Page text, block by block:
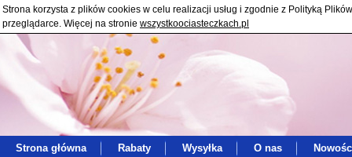
Strona korzysta z plików cookies w celu realizacji usług i zgodnie z Polityką
przeglądarce. Więcej na stronie wszystkoociasteczkach.pl
Strona główna Rabaty Wysyłka O nas